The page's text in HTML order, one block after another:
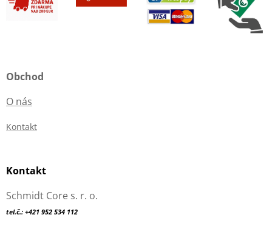
Obchod
O nás
Kontakt
Kontakt
Schmidt Core s. r. o.
tel.č.: +421 952 534 112